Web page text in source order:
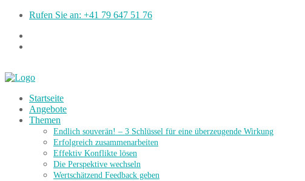
Rufen Sie an: +41 79 647 51 76
Startseite
Angebote
Themen
Endlich souverän! – 3 Schlüssel für eine überzeugende Wirkung
Erfolgreich zusammenarbeiten
Effektiv Konflikte lösen
Die Perspektive wechseln
Wertschätzend Feedback geben